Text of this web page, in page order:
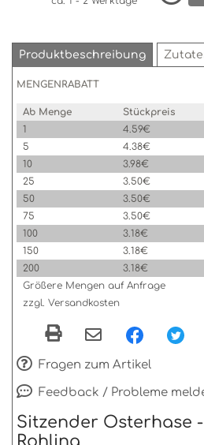
Produktbeschreibung
MENGENRABATT
Ab Menge
Stückpreis
1
4.59€
5
4.38€
10
3.98€
25
3.50€
50
3.50€
75
3.50€
100
3.18€
150
3.18€
200
3.18€
Größere Mengen auf Anfrage
zzgl. Versandkosten
Fragen zum Artikel
Feedback / Probleme
Sitzender Osterhase